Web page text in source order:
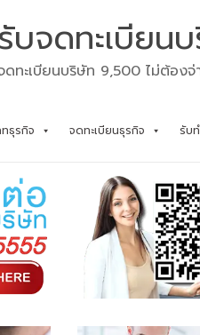
รับจดทะเบียน
ดทะเบียนบริษัท 9,500 ไม่ต้อง
ธุรกิจ จดทะเบียนธุรกิจ รับ